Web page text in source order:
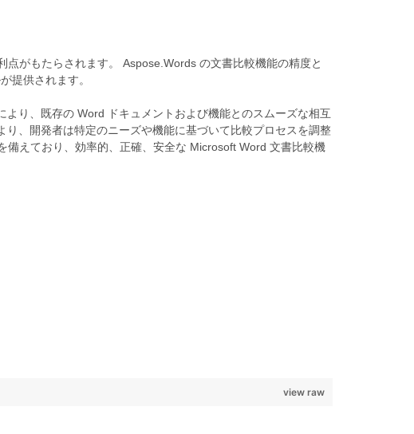
がもたらされます。 Aspose.Words の文書比較機能の精度と
提供されます。
り、既存の Word ドキュメントおよび機能とのスムーズな相互
、開発者は特定のニーズや機能に基づいて比較プロセスを調整
えており、効率的、正確、安全な Microsoft Word 文書比較機
view raw